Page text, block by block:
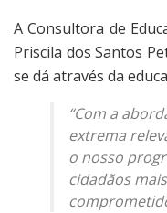
A Consultora de
Priscila dos Santos
se dá através da
“Com a
extrema
o nosso
cidadãos